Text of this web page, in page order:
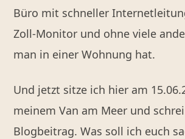
Büro mit schneller
Zoll-Monitor und ohne viele
man in einer Wohnung hat.
Und jetzt sitze ich hier am
meinem Van am Meer und
Blogbeitrag. Was soll ich euch